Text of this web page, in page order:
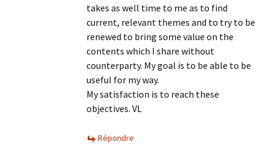
takes as well time to me as to find
current, relevant themes and to try to be
renewed to bring some value on the
contents which I share without
counterparty. My goal is to be able to be
useful for my way.
My satisfaction is to reach these
objectives. VL
Répondre